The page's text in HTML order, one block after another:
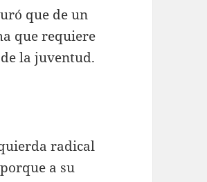
que de un
que requiere
la juventud.
radical
a su